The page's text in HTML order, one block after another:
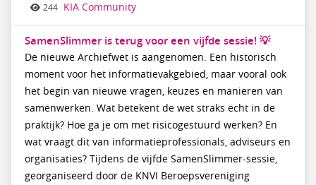
244 KIA Community
SamenSlimmer is terug voor een vijfde sessie! 💡
De nieuwe Archiefwet is aangenomen. Een historisch
moment voor het informatievakgebied, maar vooral ook
het begin van nieuwe vragen, keuzes en manieren van
samenwerken. Wat betekent de wet straks echt in de
praktijk? Hoe ga je om met risicogestuurd werken? En
wat vraagt dit van informatieprofessionals, adviseurs en
organisaties? Tijdens de vijfde SamenSlimmer-sessie,
georganiseerd door de KNVI Beroepsvereniging